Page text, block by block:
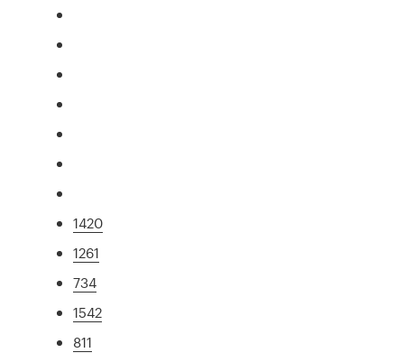
1420
1261
734
1542
811